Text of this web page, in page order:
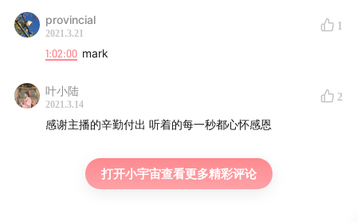
provincial
2021.3.21
1
1:02:00 mark
叶小陆
2021.3.14
2
感谢主播的辛勤付出 听着的每一秒都心怀感恩
打开小宇宙查看更多精彩评论